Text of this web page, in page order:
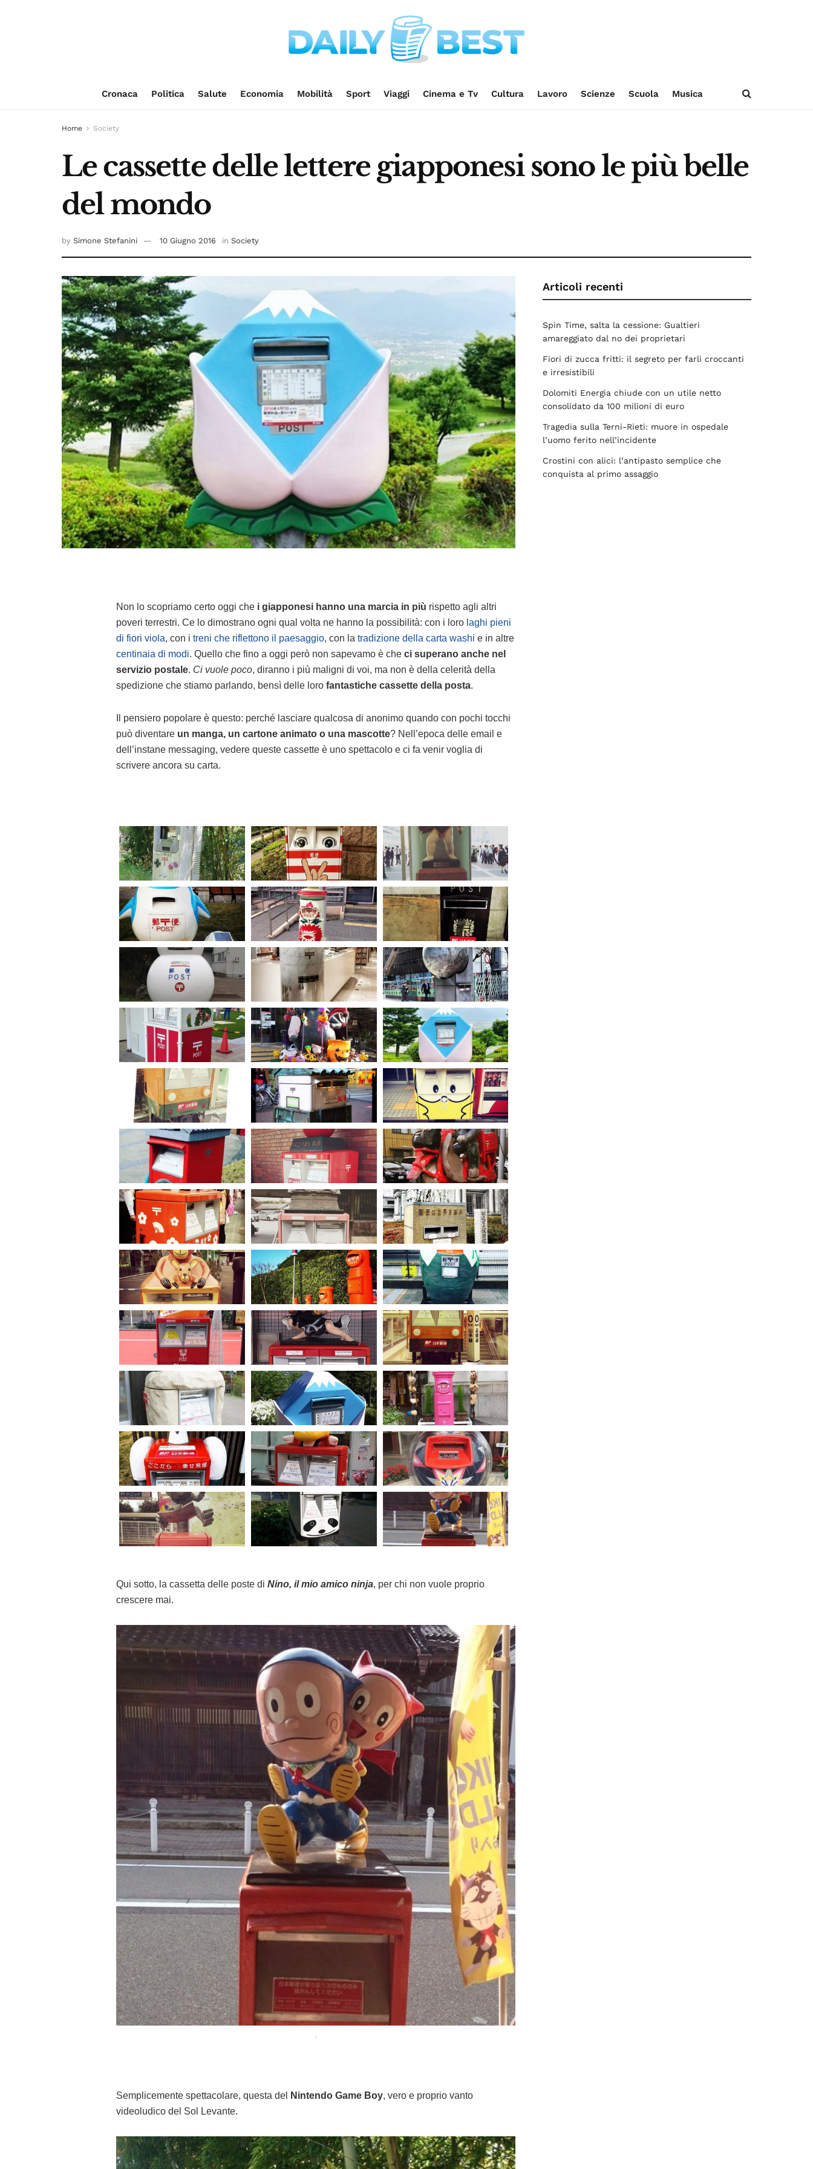
Cronaca Politica Salute Economia Mobilità Sport Viaggi Cinema e Tv Cultura Lavoro Scienze Scuola Musica
Home Society
Le cassette delle lettere giapponesi sono le più belle
del mondo
by Simone Stefanini 10 Giugno 2016 in Society
Non lo scopriamo certo oggi che i giapponesi hanno una marcia in più rispetto agli altri
poveri terrestri. Ce lo dimostrano ogni qual volta ne hanno la possibilità: con i loro laghi pieni
di fiori viola, con i treni che riflettono il paesaggio, con la tradizione della carta washi e in altre
centinaia di modi. Quello che fino a oggi però non sapevamo è che ci superano anche nel
servizio postale. Ci vuole poco, diranno i più maligni di voi, ma non è della celerità della
spedizione che stiamo parlando, bensì delle loro fantastiche cassette della posta.
Il pensiero popolare è questo: perché lasciare qualcosa di anonimo quando con pochi tocchi
può diventare un manga, un cartone animato o una mascotte? Nell’epoca delle email e
dell’instane messaging, vedere queste cassette è uno spettacolo e ci fa venir voglia di
scrivere ancora su carta.
Qui sotto, la cassetta delle poste di Nino, il mio amico ninja, per chi non vuole proprio
crescere mai.
.
Semplicemente spettacolare, questa del Nintendo Game Boy, vero e proprio vanto
videoludico del Sol Levante.
Articoli recenti
Spin Time, salta la cessione: Gualtieri
amareggiato dal no dei proprietari
Fiori di zucca fritti: il segreto per farli croccanti
e irresistibili
Dolomiti Energia chiude con un utile netto
consolidato da 100 milioni di euro
Tragedia sulla Terni-Rieti: muore in ospedale
l’uomo ferito nell’incidente
Crostini con alici: l’antipasto semplice che
conquista al primo assaggio